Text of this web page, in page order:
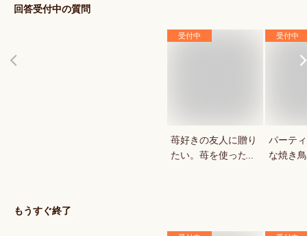
回答受付中の質問
受付中
苺好きの友人に贈り
たい。苺を使ったお
受付中
パーテ
な焼き
もうすぐ終了